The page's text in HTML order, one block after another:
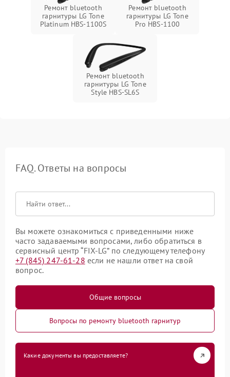
Ремонт bluetooth
гарнитуры LG Tone
Platinum HBS-1100S
Ремонт bluetooth
гарнитуры LG Tone
Pro HBS-1100
Ремонт bluetooth
гарнитуры LG Tone
Style HBS-SL6S
FAQ. Ответы на вопросы
Вы можете ознакомиться с приведенными ниже
часто задаваемыми вопросами, либо обратиться в
сервисный центр “FIX-LG” по следующему телефону
+7 (845) 247-61-28 если не нашли ответ на свой
вопрос.
Общие вопросы
Вопросы по ремонту bluetooth гарнитур
Какие документы вы предоставляете?